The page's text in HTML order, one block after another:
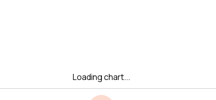
Loading chart...